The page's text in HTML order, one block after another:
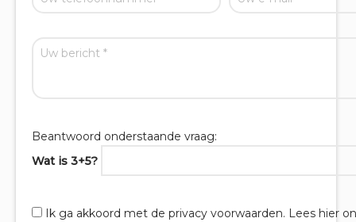
Beantwoord onderstaande vraag:
Wat is 3+5?
Ik ga akkoord met de privacy voorwaarden. Lees hier